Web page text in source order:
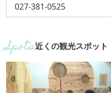
027-381-0525
近くの観光スポット